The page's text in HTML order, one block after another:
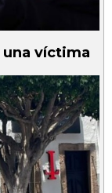
una víctima